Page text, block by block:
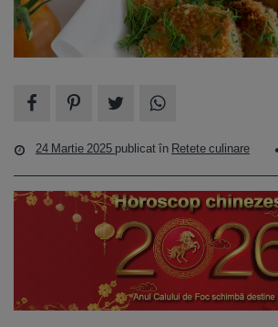
24 Martie 2025 publicat în Retete culinare